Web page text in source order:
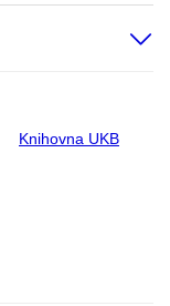
Knihovna UKB